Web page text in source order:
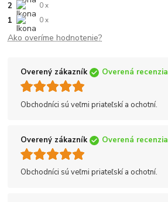
2 0 x
1 0 x
Ako overíme hodnotenie?
Overený zákazník Overená recenzia
Obchodníci sú veľmi priateľskí a ochotní.
Overený zákazník Overená recenzia
Obchodníci sú veľmi priateľskí a ochotní.